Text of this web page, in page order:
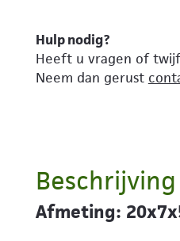
Hulp nodig?
Heeft u vragen of
Neem dan gerust
Beschrijving
Afmeting: